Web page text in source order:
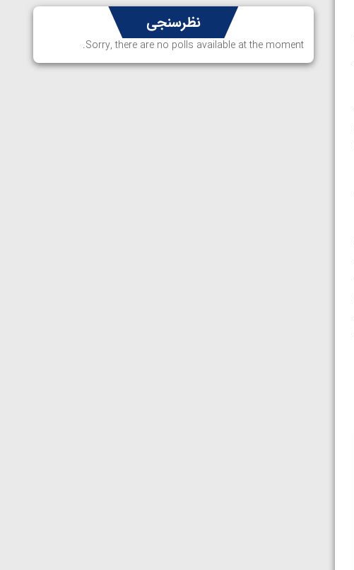
نظرسنجی
Sorry, there are no polls available at the moment.